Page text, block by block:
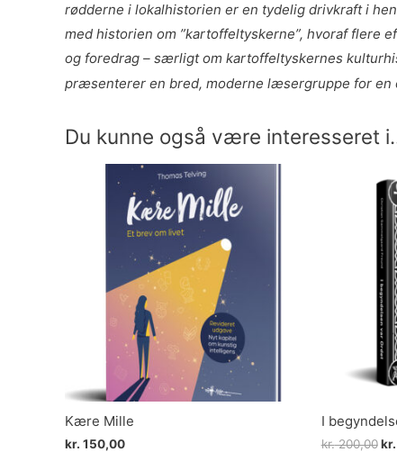
rødderne i lokalhistorien er en tydelig drivkraft i
med historien om ”kartoffeltyskerne”, hvoraf flere
og foredrag – særligt om kartoffeltyskernes
præsenterer en bred, moderne læsergruppe for
Du kunne også være interesseret
Kære Mille
kr. 150,00
I
kr.200,00 kr.